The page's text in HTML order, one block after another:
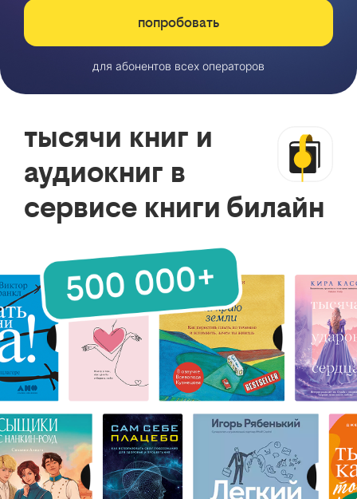
попробовать
для абонентов всех операторов
тысячи книг и
аудиокниг в
сервисе книги билайн